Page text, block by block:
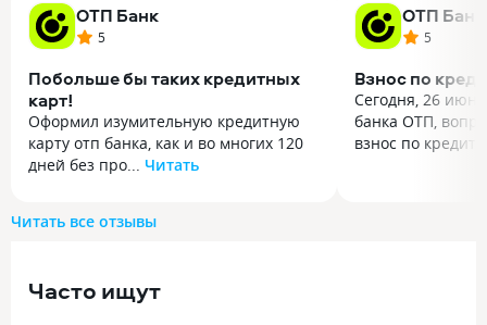
ОТП Банк
5
Побольше бы таких кредитных
карт!
Оформил изумительную кредитную
карту отп банка, как и во многих 120
дней без про... Читать
дней без процентов, но огромнейший
в течении недели и их сразу можно
ОТП Банк
5
Взнос по
Сегодня, 26
банка ОТП,
взнос по
Читать все отзывы
Часто ищут